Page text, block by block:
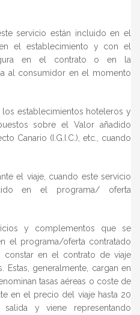
servicio están incluido en el
el establecimiento y con el
en el contrato o en la
al consumidor en el momento
los establecimientos hoteleros y
sobre el Valor añadido
Canario (I.G.I.C.), etc., cuando
el viaje, cuando este servicio
en el programa/ oferta
y complementos que se
el programa/oferta contratado
constar en el contrato de viaje
Estas, generalmente, cargan en
tasas aéreas o coste de
en el precio del viaje hasta 20
y viene representando